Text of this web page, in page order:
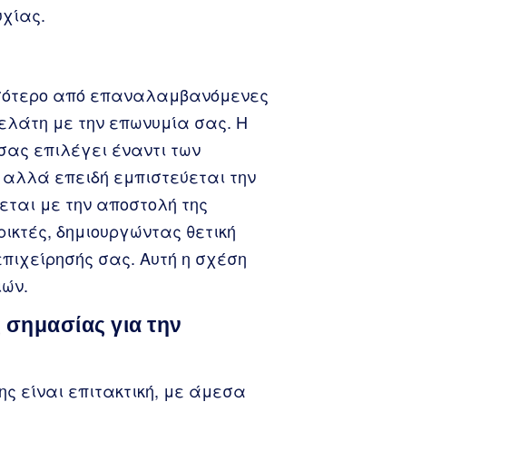
από επαναλαμβανόμενες
με την επωνυμία σας. Η
επιλέγει έναντι των
επειδή εμπιστεύεται την
με την αποστολή της
δημιουργώντας θετική
σας. Αυτή η σχέση
για την
είναι επιτακτική, με άμεσα